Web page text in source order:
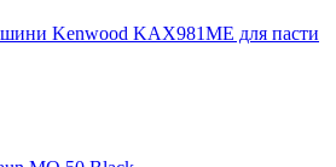
Kenwood KAX981ME для пасти